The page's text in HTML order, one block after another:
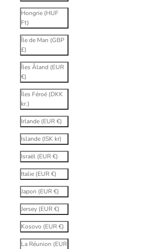
Hongrie (HUF
Ft)
Île de Man (GBP
£)
Îles Åland (EUR
€)
Îles Féroé (DKK
kr.)
Irlande (EUR €)
Islande (ISK kr)
Israël (EUR €)
Italie (EUR €)
Japon (EUR €)
Jersey (EUR €)
Kosovo (EUR €)
La Réunion (EUR